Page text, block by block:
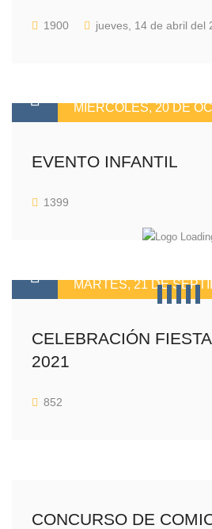
1900 jueves, 14 de abril del
MIÉRCOLES, 20 DE
EVENTO INFANTIL
1399
MARTES, 21 DE
CELEBRACIÓN
2021
852
CONCURSO DE